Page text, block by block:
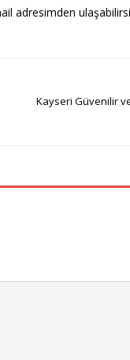
adresimden
Kayseri Güvenilir